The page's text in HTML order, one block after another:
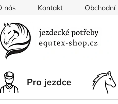
nás Kontakt Obchodní
Pro jezdce